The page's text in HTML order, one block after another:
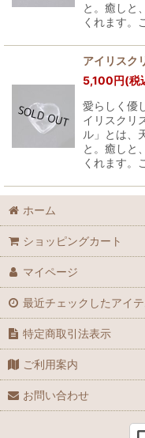
と。癒しと
くれます。
アイリスク
5,100円(税
愛らしく優
イリスクリ
ル」とは、
と。癒しと
くれます。
ホーム
ショッピングカート
マイページ
最近チェックしたアイテ
特定商取引法表示
ご利用案内
お問い合わせ